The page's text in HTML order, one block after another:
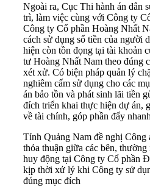
Ngoài ra, Cục Thi hành án dân
trì, làm việc cùng với Công ty
Công ty Cổ phần Hoàng Nhất
cách sử dụng số tiền của người
hiện còn tồn đọng tại tài khoản
tư Hoàng Nhất Nam theo đúng
xét xử. Có biện pháp quản lý
nghiêm cấm sử dụng cho các
án bảo tồn và phát sinh lãi tiền
đích triển khai thực hiện dự án,
về tài chính, góp phần đẩy
Tỉnh Quảng Nam đề nghị Công
thỏa thuận giữa các bên,
huy động tại Công ty Cổ phần
kịp thời xử lý khi Công ty sử
đúng mục đích